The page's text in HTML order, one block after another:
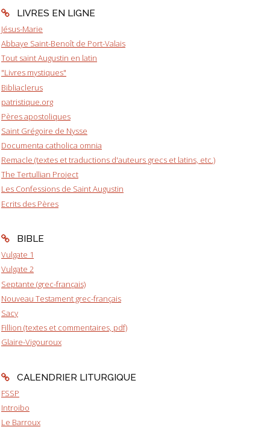
LIVRES EN LIGNE
Jésus-Marie
Abbaye Saint-Benoît de Port-Valais
Tout saint Augustin en latin
"Livres mystiques"
Bibliaclerus
patristique.org
Pères apostoliques
Saint Grégoire de Nysse
Documenta catholica omnia
Remacle (textes et traductions d'auteurs grecs et latins, etc.)
The Tertullian Project
Les Confessions de Saint Augustin
Ecrits des Pères
BIBLE
Vulgate 1
Vulgate 2
Septante (grec-français)
Nouveau Testament grec-français
Sacy
Fillion (textes et commentaires, pdf)
Glaire-Vigouroux
CALENDRIER LITURGIQUE
FSSP
Introibo
Le Barroux